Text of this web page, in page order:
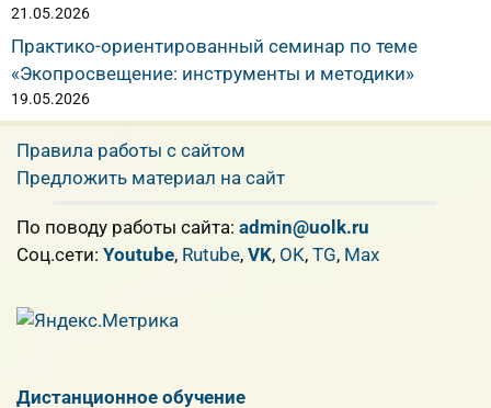
21.05.2026
Практико-ориентированный семинар по теме
«Экопросвещение: инструменты и методики»
19.05.2026
Правила работы с сайтом
Предложить материал на сайт
По поводу работы сайта: admin@uolk.ru
Cоц.сети: Youtube, Rutube, VK, OK, TG, Max
Дистанционное обучение